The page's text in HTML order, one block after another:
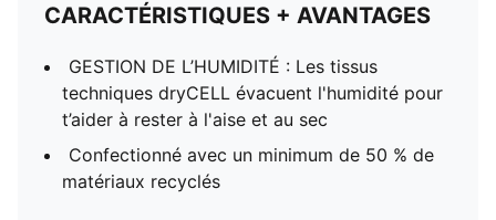
CARACTÉRISTIQUES + AVANTAGES
GESTION DE L’HUMIDITÉ : Les tissus
techniques dryCELL évacuent l'humidité pour
t’aider à rester à l'aise et au sec
Confectionné avec un minimum de 50 % de
matériaux recyclés